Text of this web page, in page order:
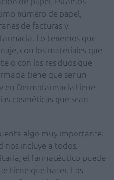
número de papel,
de facturas y
Lo tenemos que
con los materiales que
o con los residuos que
tiene que ser un
en Dermofarmacia tiene
cosméticas que sean
algo muy importante:
nos incluye a todos.
el farmacéutico puede
tiene que hacer. Los